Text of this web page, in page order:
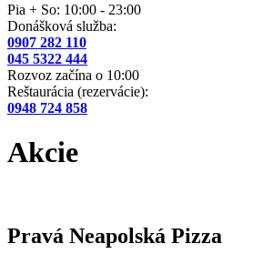
Pia + So: 10:00 - 23:00
Donášková služba:
0907 282 110
045 5322 444
Rozvoz začína o 10:00
Reštaurácia (rezervácie):
0948 724 858
Akcie
Pravá Neapolská Pizza